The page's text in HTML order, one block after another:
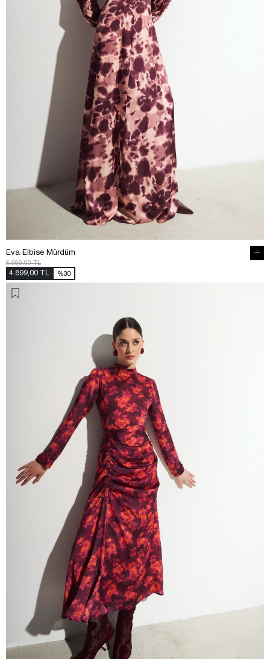
Eva Elbise Mürdüm
6.999,00 TL
4.899,00 TL %30